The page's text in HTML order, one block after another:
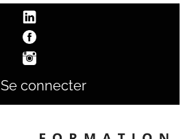
Se connecter